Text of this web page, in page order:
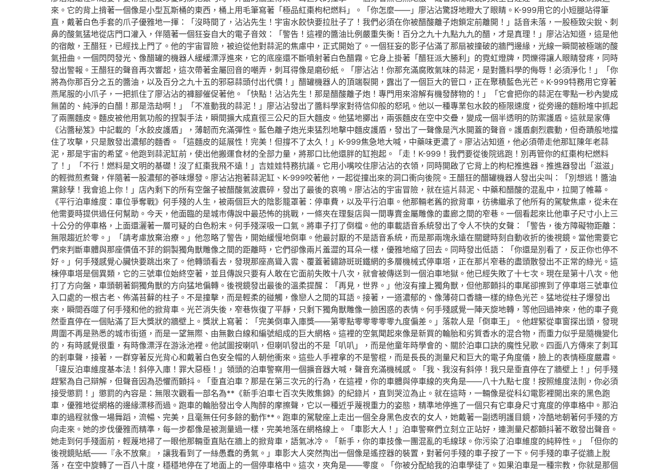
來。它的背上揹著一個像是小型瓦斯桶的東西，桶上用毛筆寫著「極品紅棗枸杞燃料」。「你怎麼——」廖沾沾驚訝地瞪大了眼睛。K-999用它的小短腿站得筆
直，戴著白色手套的爪子優雅地一揮：「沒時間了，沾沾先生！宇宙水餃快要拉肚子了！我們必須在你被醋酸離子炮鎖定前離開！」話音未落，一股極致尖銳、刺
鼻的酸氣猛地從店門口灌入，伴隨著一個狂妄自大的電子音效：「警告！這裡的醬油比例嚴重失衡！百分之九十九點九九的醋，才是真理！」廖沾沾知道，這是他
的宿敵，王醋狂，已經找上門了。他的宇宙冒險，被迫從他對蒜泥的焦慮中，正式開始了。一個狂妄的影子佔滿了那扇被撞破的牆門邊緣，光線一瞬間被極端的酸
氣扭曲。一個閃閃發光、像醋罐的機器人緩緩漂浮進來，它的底座還不斷噴射著白色醋霧。它身上掛著「醋狂派大勝利」的霓虹燈牌，閃爍得讓人眼睛發疼，同時
發出警報。王醋狂的聲音再次響起，這次帶著金屬回音的嘲弄，刺耳得像是磨砂紙。「廖沾沾！你那充滿腐敗氣味的蒜泥，是對醬料學的侮辱！必須淨化！」「你
將為你那百分之五的醬油，以及百分之九十五的邪惡蒜頭付出代價！」醋罐機器人的頂端裂開，露出了一個巨大的管口，正在聚積藍色光芒。K-999特務用它穿著
燕尾服的小爪子，一把抓住了廖沾沾的褲腳催促著他。「快點！沾沾先生！那是醋酸離子炮！專門用來溶解有機發酵物的！」「它會把你的蒜泥在零點一秒內變成
無菌的、純淨的白醋！那是浩劫啊！」「不准動我的蒜泥！」廖沾沾發出了醬料學家對待信仰般的怒吼。他以一種專業包水餃的極限速度，從旁邊的麵粉堆中抓起
了兩團麵皮。麵皮被他用氣功般的捏製手法，瞬間擴大成直徑三公尺的巨大麵皮。他猛地擲出，兩張麵皮在空中交疊，變成一個半透明的防禦護盾。這就是家傳
《沾醬秘笈》中記載的「水餃皮護盾」，薄韌而充滿彈性。藍色離子炮光束猛烈地擊中麵皮護盾，發出了一聲像是汽水開蓋的聲音。護盾劇烈震動，但奇蹟般地擋
住了攻擊，只是散發出濃郁的麵香。「這麵皮的延展性！完美！但撐不了太久！」K-999焦急地大喊，中藥味更濃了。廖沾沾知道，他必須帶走他那缸陳年老蒜
泥，那是宇宙的希望。他跑到蒜泥缸前，使出他搬運食材的全部力量，將那口比他還胖的缸抱起。「走！K-999！我們要從後院逃跑！別再管你的紅棗枸杞燃料
了！」「不行！燃料是文明的基礎！沒了紅棗我飛不遠！」吉娃娃特務抗議。它用小嘴咬住廖沾沾的衣領，同時開啟了它背上的枸杞推進器。推進器發出「滋滋」
的輕微煎煮聲，伴隨著一股濃郁的蔘味爆發。廖沾沾抱著蒜泥缸、K-999咬著他，一起從撞出來的洞口衝向後院。王醋狂的醋罐機器人發出尖叫：「別想逃！醬油
黨餘孽！我會追上你！」店內剩下的所有空盤子被醋酸氣波震碎，發出了最後的哀鳴。廖沾沾的宇宙冒險，就在這片蒜泥、中藥和醋酸的混亂中，拉開了帷幕。
《平行泊車維度：車位爭奪戰》何手殘的人生，被兩個巨大的陰影籠罩著：停車費，以及平行泊車。他那輛老舊的掀背車，彷彿繼承了他所有的駕駛焦慮，從未在
他需要時提供過任何幫助。今天，他面臨的是城市傳說中最恐怖的挑戰，一條夾在理髮店與一間專賣金屬雕像的畫廊之間的窄巷。一個看起來比他車子尺寸小上三
十公分的停車格，上面還灑著一層可疑的白色粉末。何手殘深吸一口氣。將車子打了倒檔。他的車載語音系統發出了令人不快的女聲：「警告，後方障礙物距離：
無限趨近於零。」「請考慮放棄治療。」他忽略了警告，開始緩慢地倒車。他最討厭的不是語音系統，而是那兩塊永遠在關鍵時刻自動收折的後視鏡。當他需要它
們來判斷車體與那座價值不菲的銅製獨角獸雕像之間的距離時，它們卻像兩片羞澀的耳朵一樣，優雅地縮了回去。同時發出低語：「你還是別看了，反正你也停不
好。」何手殘感覺心臟快要跳出來了。他轉頭看去，發現那座高聳入雲、覆蓋著鏽跡斑斑鐵網的多層機械式停車塔，正在那片窄巷的盡頭散發出不正常的綠光。這
棟停車塔是個異類，它的三號車位始終空著，並且傳說只要有人敢在它面前失敗十八次，就會被傳送到一個泊車地獄。他已經失敗了十七次。現在是第十八次。他
打了方向盤，車頭朝著銅獨角獸的方向猛地偏轉。後視鏡發出最後的溫柔提醒：「再見，世界。」他沒有撞上獨角獸，但他那顫抖的車尾卻擦到了停車塔三號車位
入口處的一根古老、佈滿苔蘚的柱子。不是撞擊，而是輕柔的碰觸，像戀人之間的耳語。接著，一道濃郁的、像薄荷口香糖一樣的綠色光芒。猛地從柱子爆發出
來，瞬間吞噬了何手殘和他的掀背車。光芒消失後，窄巷恢復了平靜，只剩下獨角獸雕像一臉困惑的表情。何手殘感覺一陣天旋地轉，等他回過神來，他的車子竟
然垂直停在一個貼滿了巨大獎狀的牆壁上。獎狀上寫著：「完美倒車入庫獎——第零點零零零零零九度偏差。」落款人是「倒車王」。他趕緊從車窗探出頭，發現
周圍不再是熟悉的城市街道，而是一望無際、由無數白線和編號組成的巨大網格。這裡的空氣聞起來像是新買的輪胎和劣質香水的混合物，而重力似乎是隨機變化
的，有時感覺很重，有時像漂浮在游泳池裡。他試圖按喇叭，但喇叭發出的不是「叭叭」，而是他童年時學會的、關於泊車口訣的魔性兒歌。四面八方傳來了刺耳
的剎車聲，接著，一群穿著反光背心和戴著白色安全帽的人朝他衝來。這些人手裡拿的不是警棍，而是長長的測量尺和巨大的電子角度儀，臉上的表情極度嚴肅。
「違反泊車維度基本法！斜停入庫！罪大惡極！」領頭的泊車警察用一個擴音器大喊，聲音充滿機械感。「我、我沒有斜停！我只是垂直停在了牆壁上！」何手殘
趕緊為自己辯解，但聲音因為恐懼而顫抖。「垂直泊車？那是在第三次元的行為，在這裡，你的車體與停車線的夾角是——八十九點七度！按照維度法則，你必須
接受懲罰！」懲罰的內容是：無限次觀看一部名為**《新手泊車七百次失敗集錦》的紀錄片，直到哭泣為止。就在這時，一輛像是從科幻電影裡開出來的黑色跑
車，優雅地從網格的邊緣漂移而過。跑車的輪胎發出令人陶醉的摩擦聲，它以一種近乎蔑視重力的姿態，精準地停進了一個只有它車身尺寸寬度的停車格中。那泊
車的過程就像一場舞蹈，流暢、完美，且毫無任何多餘的動作**。跑車的駕駛座上走出一個全身黑色皮衣的女人，她戴著一副透明護目鏡，冷酷地朝著何手殘的方
向走來。她的步伐優雅而精準，每一步都像是被測量過一樣，完美地落在網格線上。「車影大人！」泊車警察們立刻立正站好，連測量尺都顫抖著不敢發出聲音。
她走到何手殘面前，輕蔑地掃了一眼他那輛垂直貼在牆上的掀背車，語氣冰冷。「新手，你的車技像一團混亂的毛線球。你污染了泊車維度的純粹性。」「但你的
後視鏡貼紙——『永不放棄』，讓我看到了一絲愚蠢的勇氣。」車影大人突然掏出一個像是遙控器的裝置，對著何手殘的車子按了一下。何手殘的車子從牆上脫
落，在空中旋轉了一百八十度，穩穩地停在了地面上的一個停車格中。這次，夾角是——零度。「你被分配給我的泊車學徒了。如果泊車是一種宗教，你就是那個